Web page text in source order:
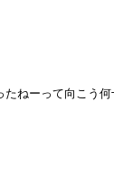
ねーって向こう